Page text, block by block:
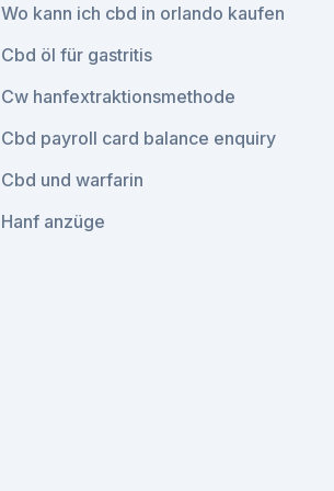
Wo kann ich cbd in orlando kaufen
Cbd öl für gastritis
Cw hanfextraktionsmethode
Cbd payroll card balance enquiry
Cbd und warfarin
Hanf anzüge